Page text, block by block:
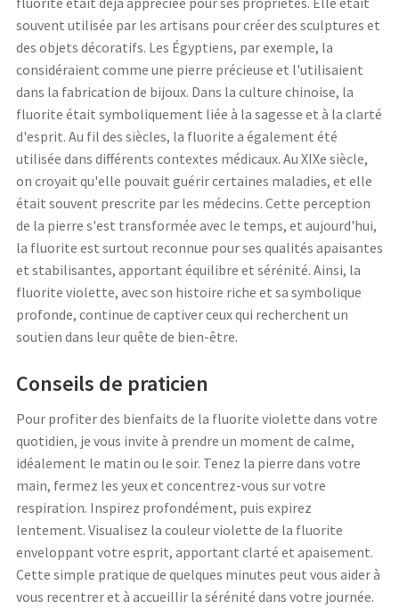
souvent utilisée par les artisans pour créer des sculptures et
des objets décoratifs. Les Égyptiens, par exemple, la
considéraient comme une pierre précieuse et l'utilisaient
dans la fabrication de bijoux. Dans la culture chinoise, la
fluorite était symboliquement liée à la sagesse et à la clarté
d'esprit. Au fil des siècles, la fluorite a également été
utilisée dans différents contextes médicaux. Au XIXe siècle,
on croyait qu'elle pouvait guérir certaines maladies, et elle
était souvent prescrite par les médecins. Cette perception
de la pierre s'est transformée avec le temps, et aujourd'hui,
la fluorite est surtout reconnue pour ses qualités apaisantes
et stabilisantes, apportant équilibre et sérénité. Ainsi, la
fluorite violette, avec son histoire riche et sa symbolique
profonde, continue de captiver ceux qui recherchent un
soutien dans leur quête de bien-être.
Conseils de praticien
Pour profiter des bienfaits de la fluorite violette dans votre
quotidien, je vous invite à prendre un moment de calme,
idéalement le matin ou le soir. Tenez la pierre dans votre
main, fermez les yeux et concentrez-vous sur votre
respiration. Inspirez profondément, puis expirez
lentement. Visualisez la couleur violette de la fluorite
enveloppant votre esprit, apportant clarté et apaisement.
Cette simple pratique de quelques minutes peut vous aider à
vous recentrer et à accueillir la sérénité dans votre journée.